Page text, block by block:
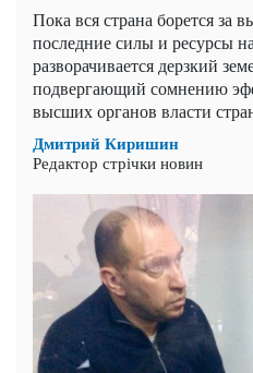
Пока вся страна борется за
последние силы и ресурсы
разворачивается дерзкий
подвергающий сомнению
высших органов власти
Дмитрий Киришин
Редактор стрічки новин